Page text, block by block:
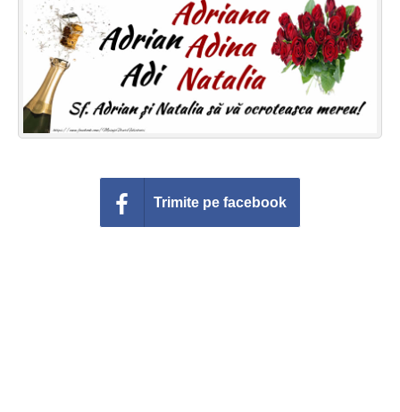
Felicitari muzicale
Felicitari muzicale personalizate
Felicitari animate
Invitatii personalizate
Trimite pe facebook